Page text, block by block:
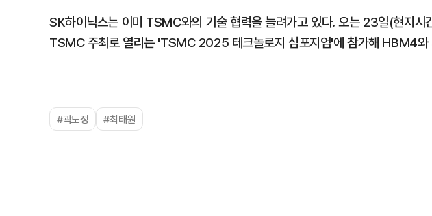
SK하이닉스는 이미 TSMC와의 기술 협력을 늘려가고 있다. 오는 23일(현지시
TSMC 주최로 열리는 'TSMC 2025 테크놀로지 심포지엄'에 참가해 HBM4와
#곽노정 #최태원